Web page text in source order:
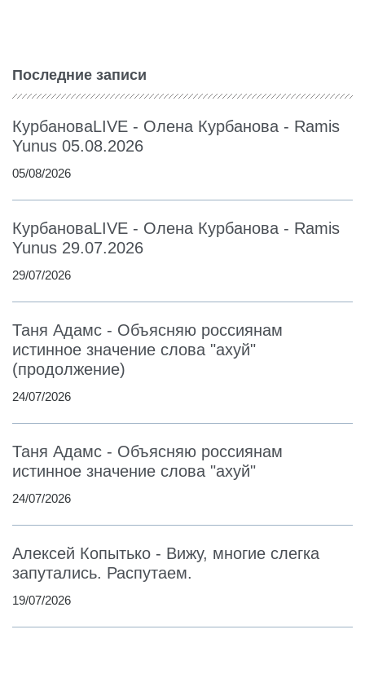
Последние записи
КурбановаLIVE - Олена Курбанова - Ramis
Yunus 05.08.2026
05/08/2026
КурбановаLIVE - Олена Курбанова - Ramis
Yunus 29.07.2026
29/07/2026
Таня Адамс - Объясняю россиянам
истинное значение слова "ахуй"
(продолжение)
24/07/2026
Таня Адамс - Объясняю россиянам
истинное значение слова "ахуй"
24/07/2026
Алексей Копытько - Вижу, многие слегка
запутались. Распутаем.
19/07/2026